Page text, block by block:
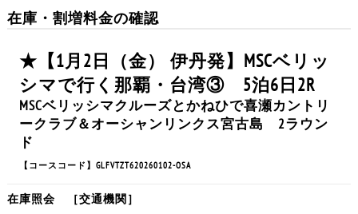
在庫・割増料金の確認
★【1月2日（金） 伊丹発】MSCベリッ
シマで行く那覇・台湾③ 5泊6日2R
MSCベリッシマクルーズとかねひで喜瀬カントリ
ークラブ＆オーシャンリンクス宮古島 2ラウン
ド
【コースコード】GLFVTZT620260102-OSA
在庫照会 ［交通機関］